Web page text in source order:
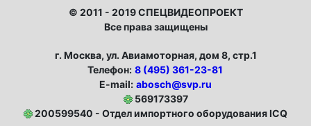
© 2011 - 2019 СПЕЦВИДЕОПРОЕКТ
Все права защищены
г. Москва, ул. Авиамоторная, дом 8, стр.1
Телефон: 8 (495) 361-23-81
E-mail: abosch@svp.ru
569173397
200599540 - Отдел импортного оборудования ICQ